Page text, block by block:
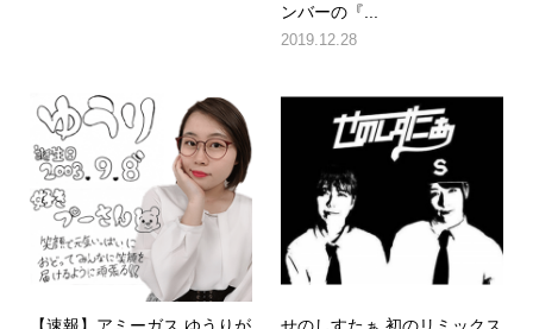
ンバーの『...
2019.12.28
【速報】アミーガス ゆうりが
せのしすたぁ 初のリミックス